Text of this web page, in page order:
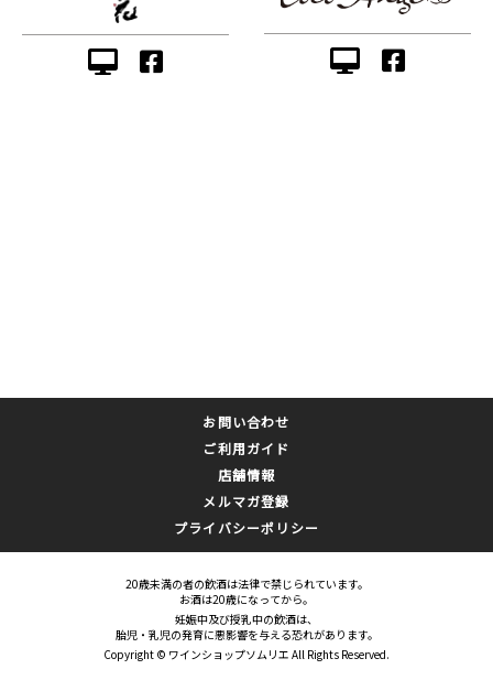
お問い合わせ
ご利用ガイド
店舗情報
メルマガ登録
プライバシーポリシー
20歳未満の者の飲酒は法律で禁じられています。
お酒は20歳になってから。
妊娠中及び授乳中の飲酒は、
胎児・乳児の発育に悪影響を与える恐れがあります。
Copyright © ワインショップソムリエ All Rights Reserved.